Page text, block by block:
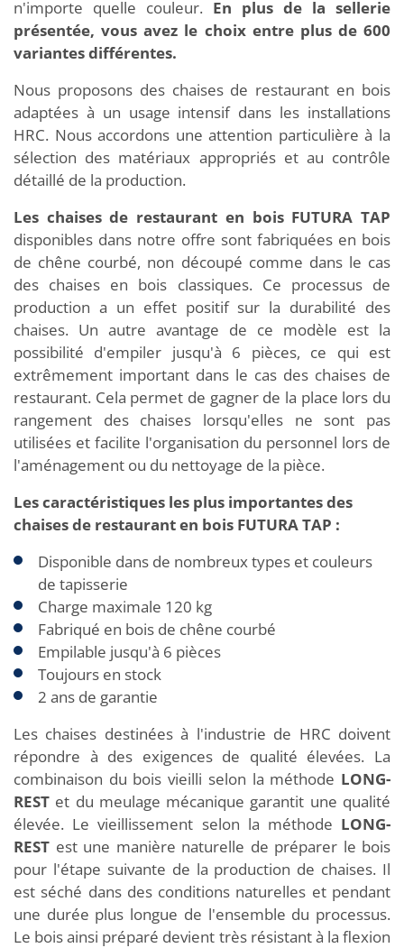
n'importe quelle couleur. En plus de la sellerie
présentée, vous avez le choix entre plus de 600
variantes différentes.
Nous proposons des chaises de restaurant en bois
adaptées à un usage intensif dans les installations
HRC. Nous accordons une attention particulière à la
sélection des matériaux appropriés et au contrôle
détaillé de la production.
Les chaises de restaurant en bois FUTURA TAP
disponibles dans notre offre sont fabriquées en bois
de chêne courbé, non découpé comme dans le cas
des chaises en bois classiques. Ce processus de
production a un effet positif sur la durabilité des
chaises. Un autre avantage de ce modèle est la
possibilité d'empiler jusqu'à 6 pièces, ce qui est
extrêmement important dans le cas des chaises de
restaurant. Cela permet de gagner de la place lors du
rangement des chaises lorsqu'elles ne sont pas
utilisées et facilite l'organisation du personnel lors de
l'aménagement ou du nettoyage de la pièce.
Les caractéristiques les plus importantes des
chaises de restaurant en bois FUTURA TAP :
Disponible dans de nombreux types et couleurs
de tapisserie
Charge maximale 120 kg
Fabriqué en bois de chêne courbé
Empilable jusqu'à 6 pièces
Toujours en stock
2 ans de garantie
Les chaises destinées à l'industrie de HRC doivent
répondre à des exigences de qualité élevées. La
combinaison du bois vieilli selon la méthode LONG-
REST et du meulage mécanique garantit une qualité
élevée. Le vieillissement selon la méthode LONG-
REST est une manière naturelle de préparer le bois
pour l'étape suivante de la production de chaises. Il
est séché dans des conditions naturelles et pendant
une durée plus longue de l'ensemble du processus.
Le bois ainsi préparé devient très résistant à la flexion